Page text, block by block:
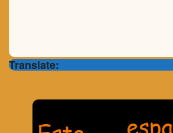
Translate: